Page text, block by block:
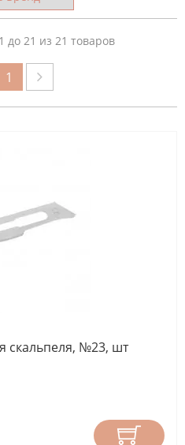
до 21 из 21 товаров
1
скальпеля, №23, шт